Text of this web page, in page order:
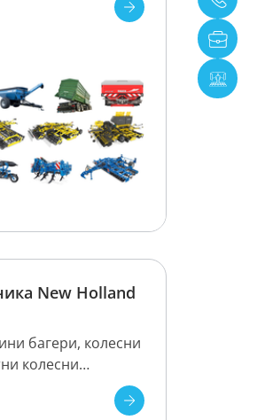
New Holland
багери, колесни
колесни
мини товарачи.